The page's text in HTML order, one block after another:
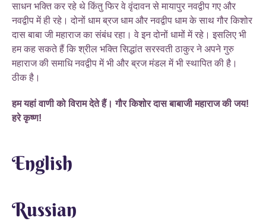
साधन भक्ति कर रहे थे किंतु फिर वे वृंदावन से मायापुर नवद्वीप गए और
नवद्वीप में ही रहे। दोनों धाम ब्रज धाम और नवद्वीप धाम के साथ गौर किशोर
दास बाबा जी महाराज का संबंध रहा। वे इन दोनों धामों में रहे। इसलिए भी
हम कह सकते हैं कि श्रील भक्ति सिद्धांत सरस्वती ठाकुर ने अपने गुरु
महाराज की समाधि नवद्वीप में भी और ब्रज मंडल में भी स्थापित की है।
ठीक है।
हम यहां वाणी को विराम देते हैं। गौर किशोर दास बाबाजी महाराज की जय!
हरे कृष्ण!
English
Russian